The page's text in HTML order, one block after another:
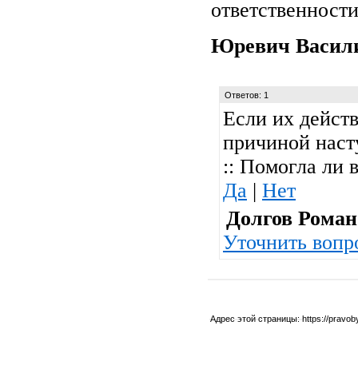
Юревич
Ответов: 1
Если их
причиной
:: Помогла ли
Да | Нет
Долгов Роман
Уточнить
Адрес этой страницы: https://